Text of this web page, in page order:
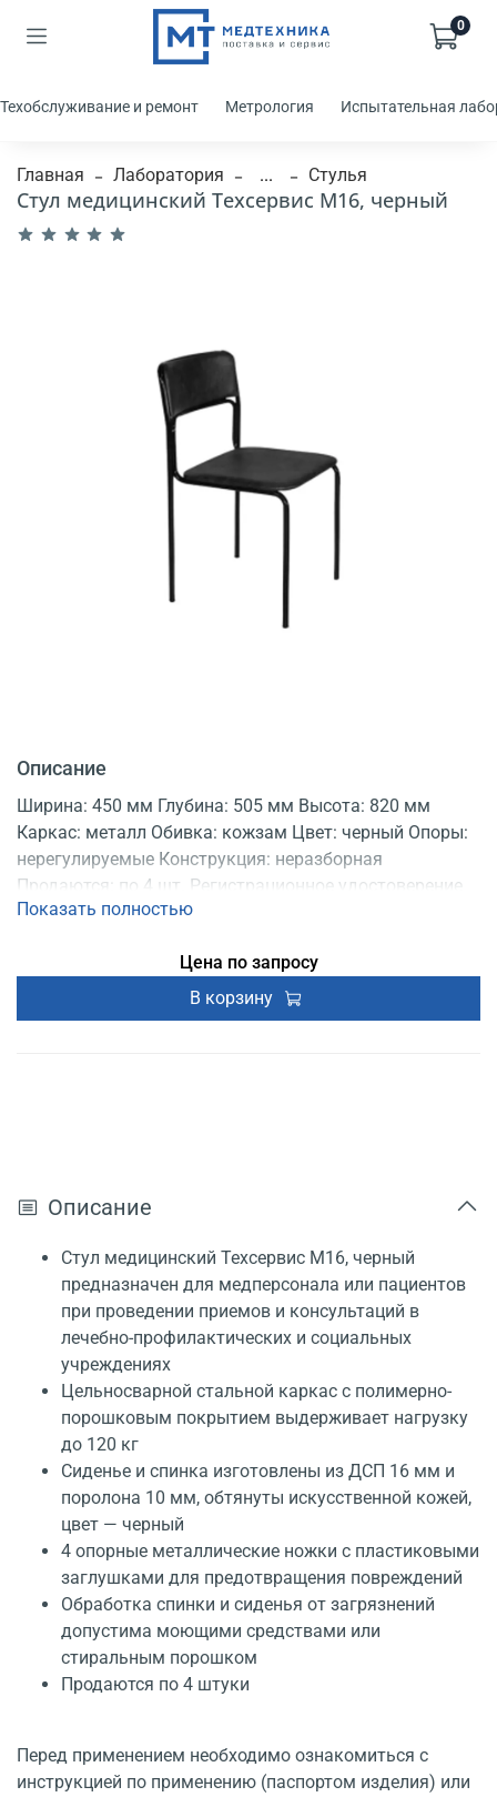
0
Техобслуживание и ремонт Метрология Испытательная
Главная Лаборатория ... Стулья
Стул медицинский Техсервис М16, черный
Описание
Ширина: 450 мм Глубина: 505 мм Высота: 820 мм
Каркас: металл Обивка: кожзам Цвет: черный Опоры:
нерегулируемые Конструкция: неразборная
Продаются: по 4 шт. Регистрационное удостоверение
Показать полностью
Цена по запросу
В корзину
Описание
Стул медицинский Техсервис М16, черный
предназначен для медперсонала или пациентов
при проведении приемов и консультаций в
лечебно-профилактических и социальных
учреждениях
Цельносварной стальной каркас с полимерно-
порошковым покрытием выдерживает нагрузку
до 120 кг
Сиденье и спинка изготовлены из ДСП 16 мм и
поролона 10 мм, обтянуты искусственной кожей,
цвет — черный
4 опорные металлические ножки с пластиковыми
заглушками для предотвращения повреждений
Обработка спинки и сиденья от загрязнений
допустима моющими средствами или
стиральным порошком
Продаются по 4 штуки
Перед применением необходимо ознакомиться с
инструкцией по применению (паспортом изделия) или